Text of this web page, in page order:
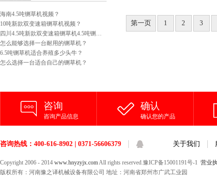
第一页 1 2 3
海南4.5吨铡草机视频？
10吨新款双变速箱铡草机视频？
四川4.5吨新款双变速箱铡草机4.5吨铡…
怎么能够选择一台耐用的铡草机？
6.5吨铡草机适合养殖多少头牛？
怎么选择一台适合自己的铡草机？
咨询
咨询产品信息
确认
确认您的产品
咨询热线：400-616-8902 | 0371-56606379 关于我们
Copyright 2006 - 2014 www.hnyzyjx.comAll rights reserved.豫ICP备15001191号-1 营业
版权所有：河南豫之译机械设备有限公司 地址：河南省郑州市广武工业园